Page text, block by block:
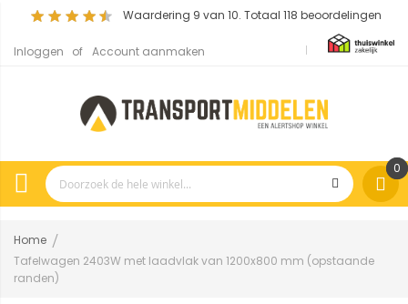
Waardering 9 van 10. Totaal 118 beoordelingen
Inloggen Account aanmaken
0
Home
Tafelwagen 2403W met laadvlak van 1200x800 mm (opstaande
randen)